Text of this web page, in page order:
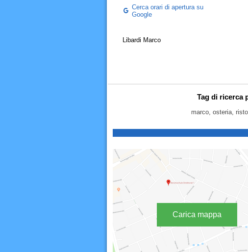
Cerca orari di apertura su
Google
Libardi Marco
Tag di ricerca
marco, osteria,
Carica mappa